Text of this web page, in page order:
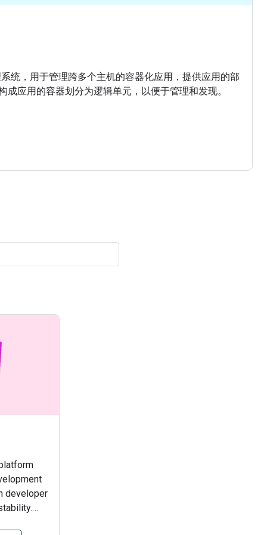
统，用于管理跨多个主机的容器化应用，提供应用的部
成应用的容器划分为逻辑单元，以便于管理和发现。
developer